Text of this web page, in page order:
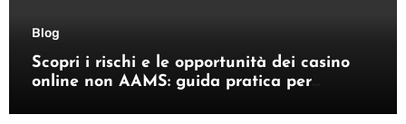
Blog
Scopri i rischi e le opportunità dei casino
online non AAMS: guida pratica per